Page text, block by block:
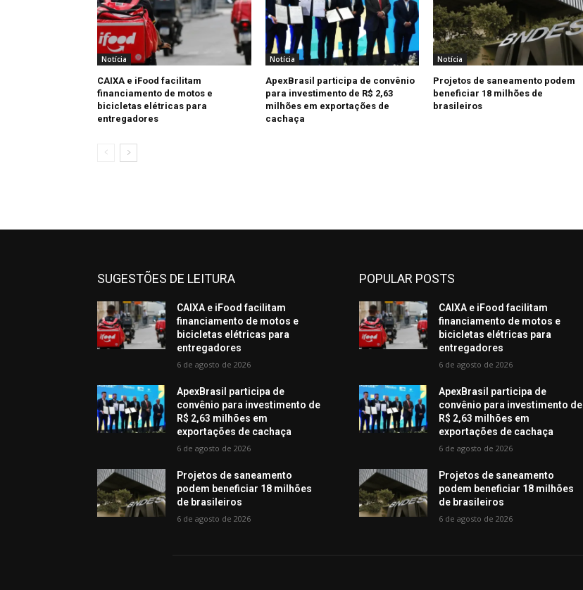
Notícia
CAIXA e iFood facilitam
financiamento de motos e
bicicletas elétricas para
entregadores
Notícia
ApexBrasil participa de convênio
para investimento de R$ 2,63
milhões em exportações de
cachaça
Notícia
Projetos de saneamento podem
beneficiar 18 milhões de
brasileiros
SUGESTÕES DE LEITURA
CAIXA e iFood facilitam
financiamento de motos e
bicicletas elétricas para
entregadores
6 de agosto de 2026
ApexBrasil participa de
convênio para investimento de
R$ 2,63 milhões em
exportações de cachaça
6 de agosto de 2026
Projetos de saneamento
podem beneficiar 18 milhões
de brasileiros
6 de agosto de 2026
POPULAR POSTS
CAIXA e iFood facilitam
financiamento de motos e
bicicletas elétricas para
entregadores
6 de agosto de 2026
ApexBrasil participa de
convênio para investimento de
R$ 2,63 milhões em
exportações de cachaça
6 de agosto de 2026
Projetos de saneamento
podem beneficiar 18 milhões
de brasileiros
6 de agosto de 2026